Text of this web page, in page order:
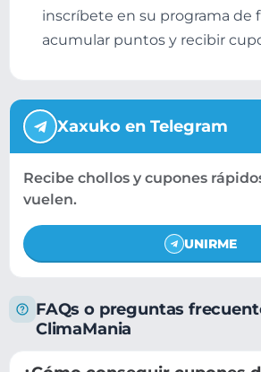
inscríbete en su programa de
acumular puntos y recibir
FAQs o preguntas
ClimaMania
Xaxuko en Telegram
Recibe chollos y cupones
vuelen.
UNIRME